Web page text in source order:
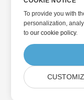
To provide you with
personalization,
toour cookie policy.